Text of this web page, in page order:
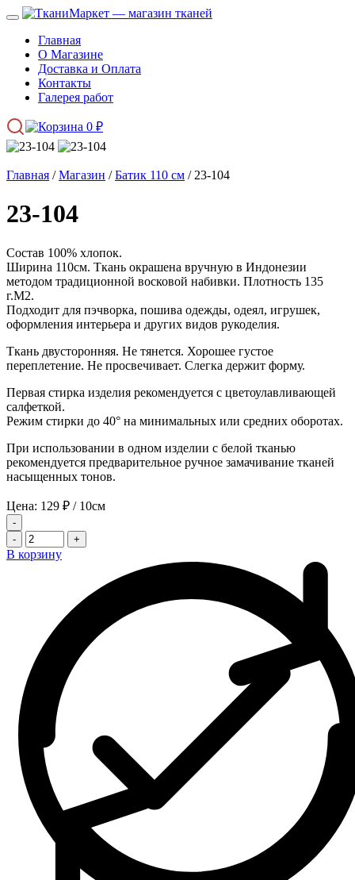
Главная
О Магазине
Доставка и Оплата
Контакты
Галерея работ
0 ₽
Главная /Магазин /Батик 110 см / 23-104
23-104
Состав 100% хлопок.
Ширина 110см. Ткань окрашена вручную в Индонезии
методом традиционной восковой набивки. Плотность 135
г.М2.
Подходит для пэчворка, пошива одежды, одеял, игрушек,
оформления интерьера и других видов рукоделия.
Ткань двусторонняя. Не тянется. Хорошее густое
переплетение. Не просвечивает. Слегка держит форму.
Первая стирка изделия рекомендуется с цветоулавливающей
салфеткой.
Режим стирки до 40° на минимальных или средних оборотах.
При использовании в одном изделии с белой тканью
рекомендуется предварительное ручное замачивание тканей
насыщенных тонов.
Цена: 129 ₽ / 10см
-
-
+
В корзину